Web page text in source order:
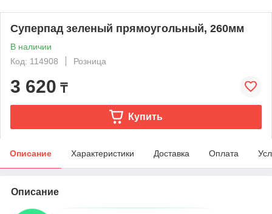
Суперпад зеленый прямоугольный, 260мм
В наличии
Код: 114908
Розница
3 620 ₸
Купить
Описание Характеристики Доставка Оплата
Описание